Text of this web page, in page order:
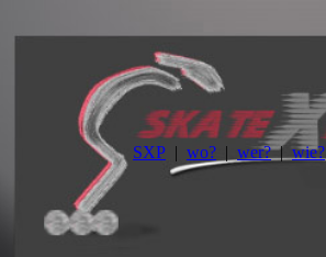
SXP wo? wer? wie?